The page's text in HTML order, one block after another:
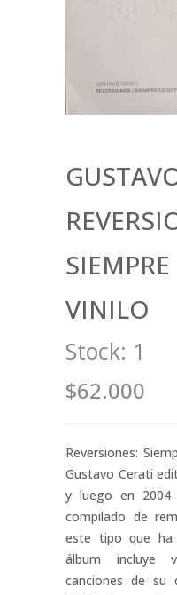
VINILO
Stock: 1
$62.000
Reversiones:
Gustavo Cerati
y luego en 2004
compilado de
este tipo que ha
álbum incluye
canciones de su